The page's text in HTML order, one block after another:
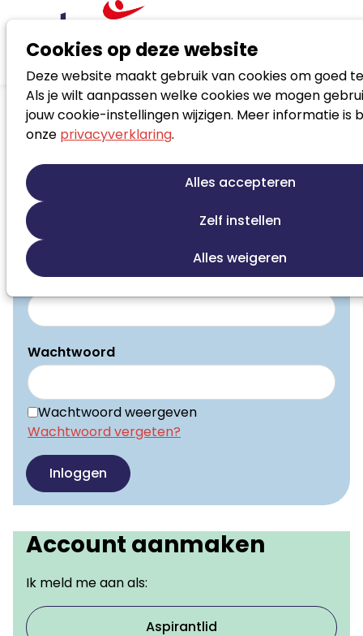
Cookies op deze website
Deze website maakt gebruik van cookies om goed
Als je wilt aanpassen welke cookies we mogen
jouw cookie-instellingen wijzigen. Meer informatie is
onze privacyverklaring.
Alles accepteren
Zelf instellen
Alles weigeren
Inloggen
Je moet inloggen om deze pagina te bekijken. Je
kunt je e-mailadres en wachtwoord in de
onderstaande velden invullen om in te loggen.
E-mailadres
Wachtwoord
Wachtwoord weergeven
Wachtwoord vergeten?
Inloggen
Account aanmaken
Ik meld me aan als:
Aspirantlid